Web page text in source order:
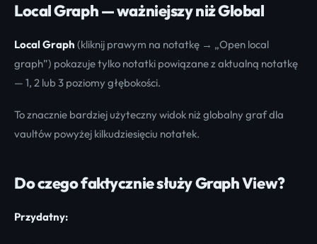
Local Graph — ważniejszy niż Global
Local Graph (kliknij prawym na notatkę → „Open local
graph”) pokazuje tylko notatki powiązane z aktualną notatkę
— 1, 2 lub 3 poziomy głębokości.
To znacznie bardziej użyteczny widok niż globalny graf dla
vaultów powyżej kilkudziesięciu notatek.
Do czego faktycznie służy Graph View?
Przydatny: